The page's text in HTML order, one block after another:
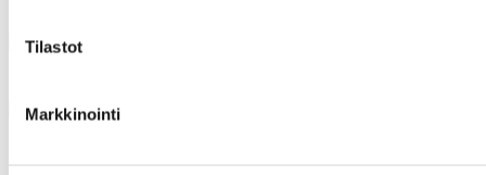
Tilastot
Markkinointi